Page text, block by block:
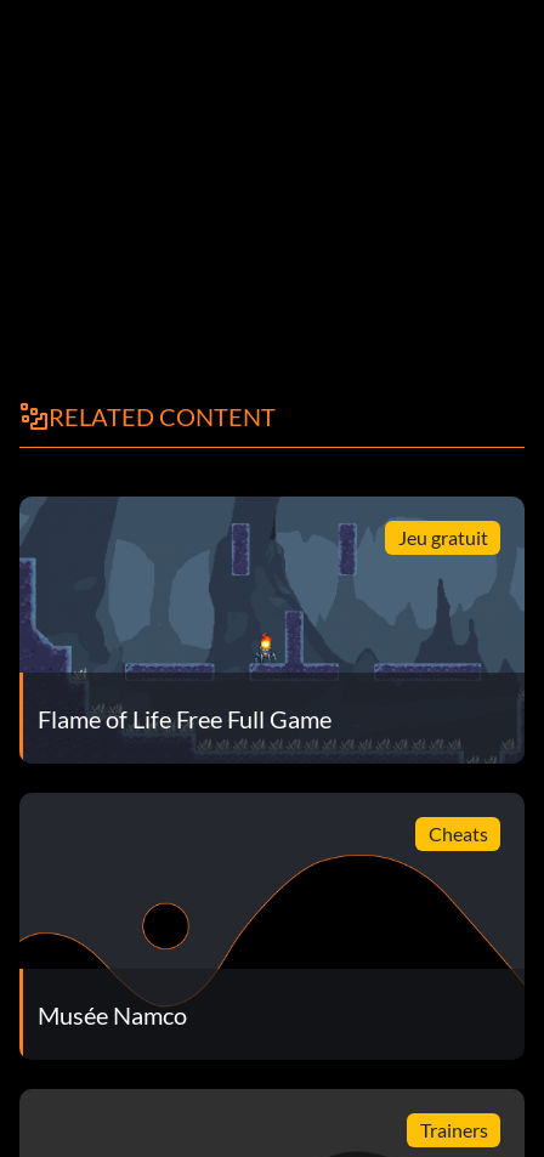
RELATED CONTENT
Jeu gratuit
Flame of Life Free Full Game
Cheats
Musée Namco
Trainers